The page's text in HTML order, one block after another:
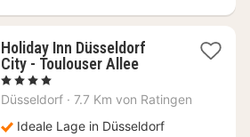
Holiday Inn Düsseldorf
City - Toulouser Allee1
ab
€
, 4 Sterne
Düsseldorf · 7.7 Km von Ratingen
Ideale Lage in Düsseldorf